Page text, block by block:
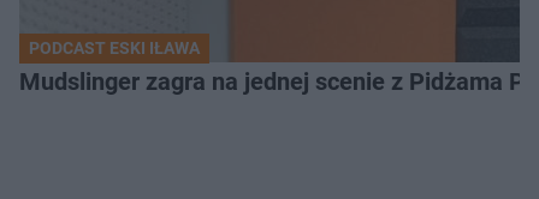
PODCAST ESKI IŁAWA
Mudslinger zagra na jednej scenie z Pidżama